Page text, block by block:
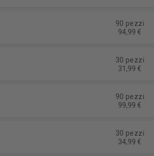
90 pezzi
94,99 €
30 pezzi
31,99 €
90 pezzi
99,99 €
30 pezzi
34,99 €